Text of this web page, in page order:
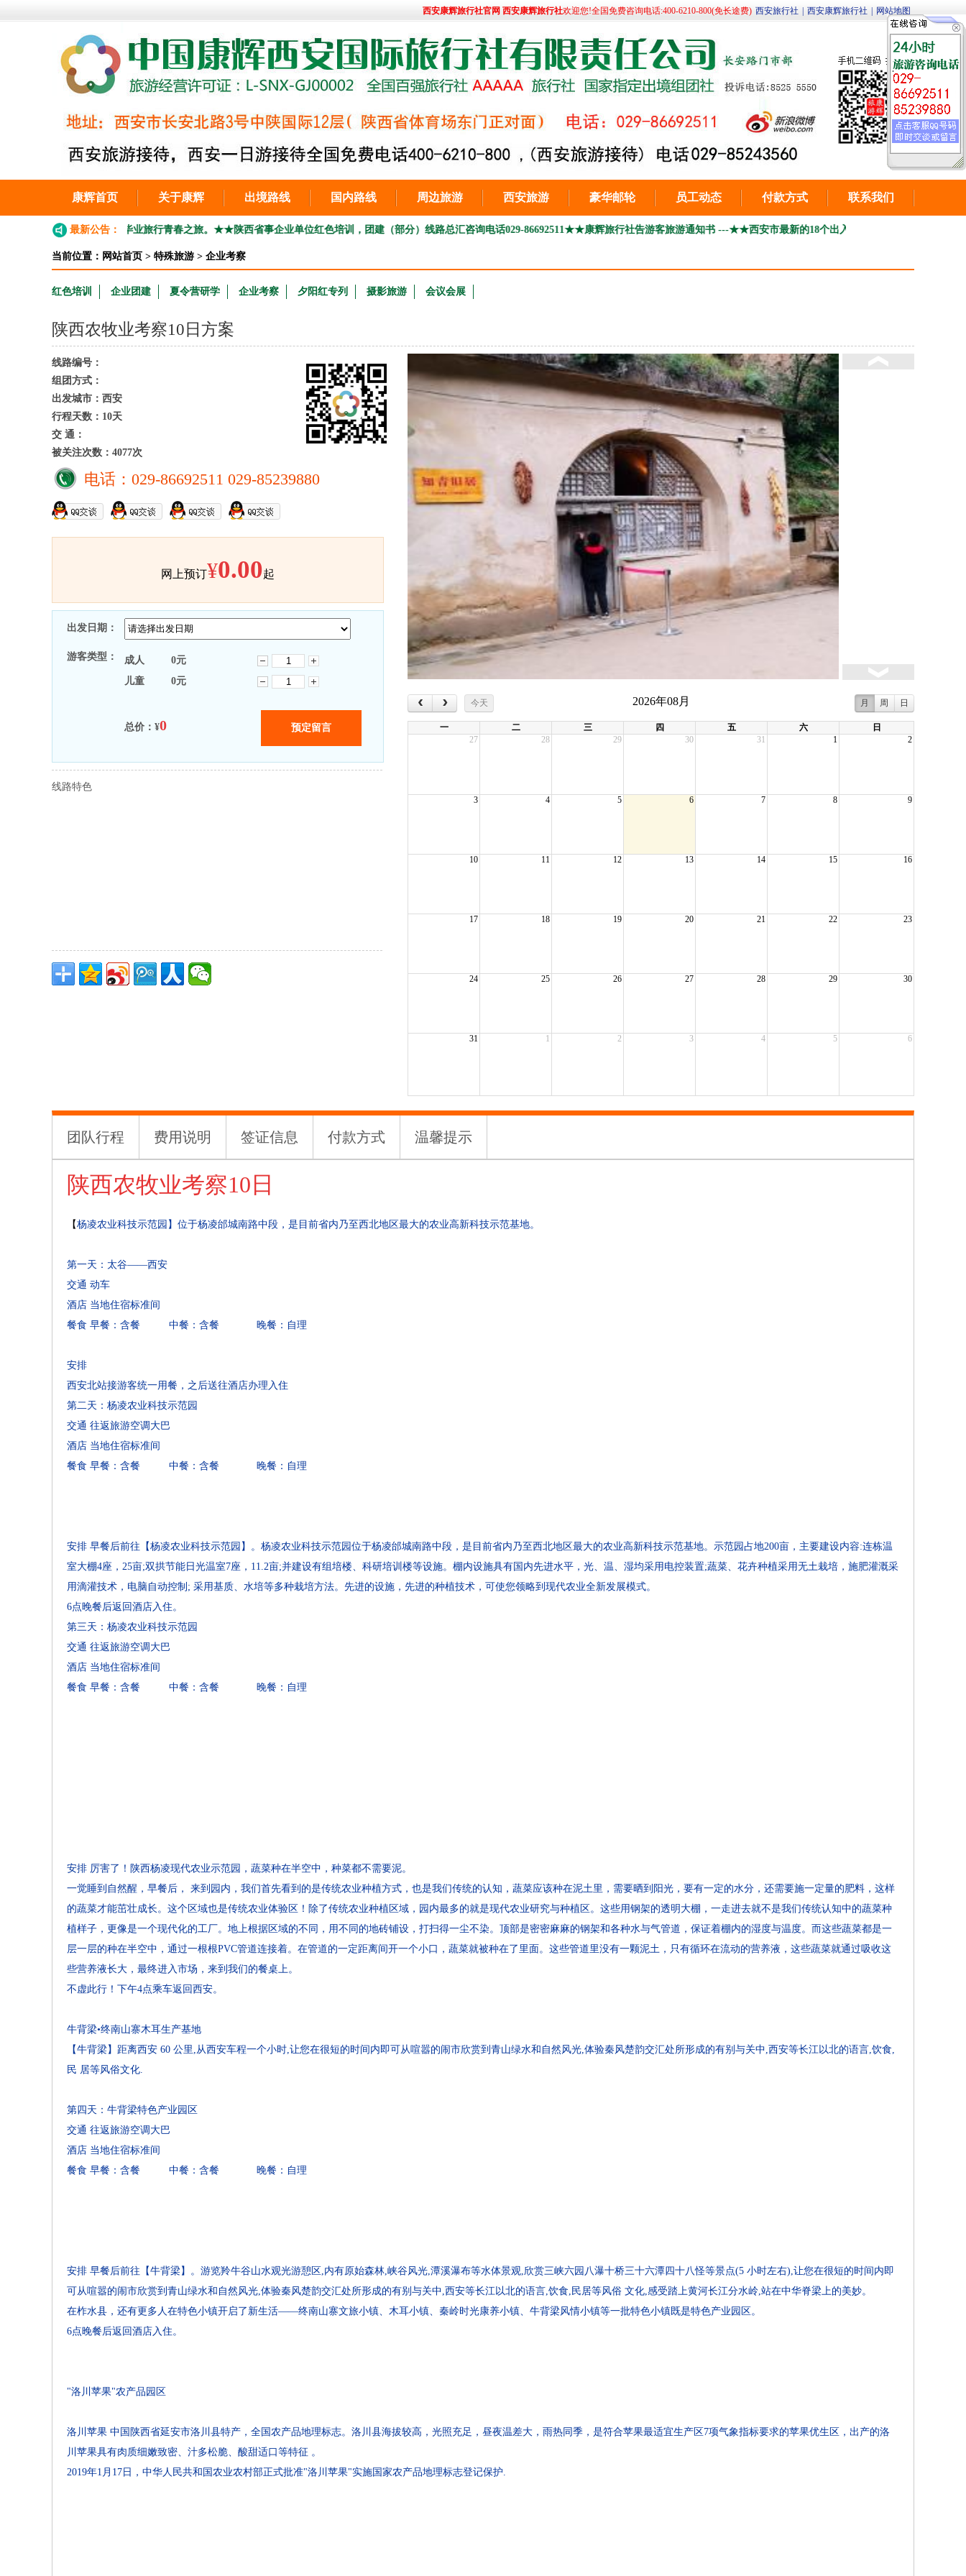
西安康辉旅行社官网 西安康辉旅行社欢迎您!全国免费咨询电话:400-6210-800(免长途费) 西安旅行社 西安康辉旅行社 网站地图
康辉首页 关于康辉 出境路线 国内路线 周边旅游 西安旅游 豪华邮轮 员工动态 付款方式 联系我们
最新公告：
高考生毕业季，毕业旅行青春之旅。★★陕西省事企业单位红色培训，团建（部分）线路总汇咨询电话029-86692511★★康辉旅行社告游客旅游通知书 ---★★西安市最新的18个出入境办理护照受理点详细地址及咨询
当前位置： 网站首页 > 特殊旅游 > 企业考察
红色培训 企业团建 夏令营研学 企业考察 夕阳红专列 摄影旅游 会议会展
陕西农牧业考察10日方案
线路编号：
组团方式：
出发城市：西安
行程天数：10天
交 通：
被关注次数：4077次
电话：029-86692511 029-85239880
网上预订¥0.00起
出发日期：
游客类型： 成人 0元
儿童
0元
总价：¥0
线路特色
‹ › 今天 2026年08月 月 周 日
一 二 三 四 五 六
日
27
28 29 30 31 1 2
3 4 5 6 7 8 9
10 11 12 13 14 15 16
17 18 19 20 21 22 23
24 25 26 27 28 29 30
31 1 2 3 4 5 6
团队行程 费用说明 签证信息 付款方式 温馨提示
陕西农牧业考察10日
【杨凌农业科技示范园】位于杨凌邰城南路中段，是目前省内乃至西北地区最大的农业高新科技示范基地。
第一天：太谷——西安
交通 动车
酒店 当地住宿标准间
餐食 早餐：含餐 中餐：含餐 晚餐：自理
安排
西安北站接游客统一用餐，之后送往酒店办理入住
第二天：杨凌农业科技示范园
交通 往返旅游空调大巴
酒店 当地住宿标准间
餐食 早餐：含餐 中餐：含餐 晚餐：自理
安排 早餐后前往【杨凌农业科技示范园】。杨凌农业科技示范园位于杨凌邰城南路中段，是目前省内乃至西北地区最大的农业高新科技示范基地。示范园占地200亩，主要建设内容:连栋温
室大棚4座，25亩;双拱节能日光温室7座，11.2亩;并建设有组培楼、科研培训楼等设施。棚内设施具有国内先进水平，光、温、湿均采用电控装置;蔬菜、花卉种植采用无土栽培，施肥灌溉采
用滴灌技术，电脑自动控制; 采用基质、水培等多种栽培方法。先进的设施，先进的种植技术，可使您领略到现代农业全新发展模式。
6点晚餐后返回酒店入住。
第三天：杨凌农业科技示范园
交通 往返旅游空调大巴
酒店 当地住宿标准间
餐食 早餐：含餐 中餐：含餐 晚餐：自理
安排 厉害了！陕西杨凌现代农业示范园，蔬菜种在半空中，种菜都不需要泥。
一觉睡到自然醒，早餐后， 来到园内，我们首先看到的是传统农业种植方式，也是我们传统的认知，蔬菜应该种在泥土里，需要晒到阳光，要有一定的水分，还需要施一定量的肥料，这样
的蔬菜才能茁壮成长。这个区域也是传统农业体验区！除了传统农业种植区域，园内最多的就是现代农业研究与种植区。这些用钢架的透明大棚，一走进去就不是我们传统认知中的蔬菜种
植样子，更像是一个现代化的工厂。地上根据区域的不同，用不同的地砖铺设，打扫得一尘不染。顶部是密密麻麻的钢架和各种水与气管道，保证着棚内的湿度与温度。而这些蔬菜都是一
层一层的种在半空中，通过一根根PVC管道连接着。在管道的一定距离间开一个小口，蔬菜就被种在了里面。这些管道里没有一颗泥土，只有循环在流动的营养液，这些蔬菜就通过吸收这
些营养液长大，最终进入市场，来到我们的餐桌上。
不虚此行！下午4点乘车返回西安。
牛背梁•终南山寨木耳生产基地
【牛背梁】距离西安 60 公里,从西安车程一个小时,让您在很短的时间内即可从喧嚣的闹市欣赏到青山绿水和自然风光,体验秦风楚韵交汇处所形成的有别与关中,西安等长江以北的语言,饮食,
民 居等风俗文化.
第四天：牛背梁特色产业园区
交通 往返旅游空调大巴
酒店 当地住宿标准间
餐食 早餐：含餐 中餐：含餐 晚餐：自理
安排 早餐后前往【牛背梁】。游览羚牛谷山水观光游憩区,内有原始森林,峡谷风光,潭溪瀑布等水体景观,欣赏三峡六园八瀑十桥三十六潭四十八怪等景点(5 小时左右),让您在很短的时间内即
可从喧嚣的闹市欣赏到青山绿水和自然风光,体验秦风楚韵交汇处所形成的有别与关中,西安等长江以北的语言,饮食,民居等风俗 文化,感受踏上黄河长江分水岭,站在中华脊梁上的美妙。
在柞水县，还有更多人在特色小镇开启了新生活——终南山寨文旅小镇、木耳小镇、秦岭时光康养小镇、牛背梁风情小镇等一批特色小镇既是特色产业园区。
6点晚餐后返回酒店入住。
"洛川苹果"农产品园区
洛川苹果 中国陕西省延安市洛川县特产，全国农产品地理标志。洛川县海拔较高，光照充足，昼夜温差大，雨热同季，是符合苹果最适宜生产区7项气象指标要求的苹果优生区，出产的洛
川苹果具有肉质细嫩致密、汁多松脆、酸甜适口等特征 。
2019年1月17日，中华人民共和国农业农村部正式批准"洛川苹果"实施国家农产品地理标志登记保护.